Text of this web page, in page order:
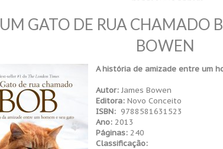
UM GATO DE RUA CHAMADO
BOWEN
A história de amizade entre um
Autor:James Bowen
Editora: Novo Conceito
ISBN: 9788581631523
Ano: 2013
Páginas: 240
Classificação: